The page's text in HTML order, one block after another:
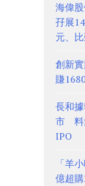
海偉
孖展
元、
創新
賺
長和
市 料
IPO
「羊
億超